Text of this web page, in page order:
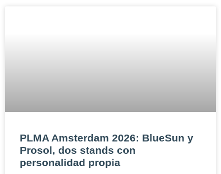
PLMA Amsterdam 2026: BlueSun y
Prosol, dos stands con
personalidad propia